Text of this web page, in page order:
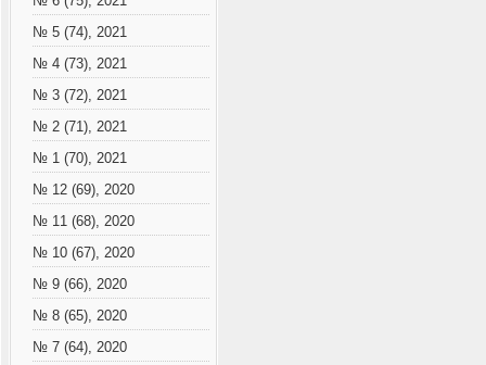
№ 5 (74), 2021
№ 4 (73), 2021
№ 3 (72), 2021
№ 2 (71), 2021
№ 1 (70), 2021
№ 12 (69), 2020
№ 11 (68), 2020
№ 10 (67), 2020
№ 9 (66), 2020
№ 8 (65), 2020
№ 7 (64), 2020